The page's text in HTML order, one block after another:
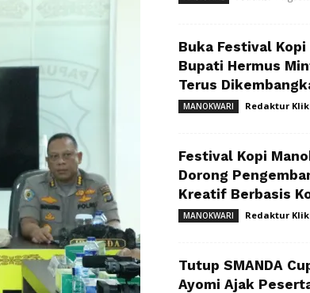
Buka Festival
Bupati Hermus
Terus
MANOKWARI Redaktur
Festival Kopi
Dorong
Kreatif Berbasis
MANOKWARI Redaktur
Tutup SMANDA
Ayomi Ajak